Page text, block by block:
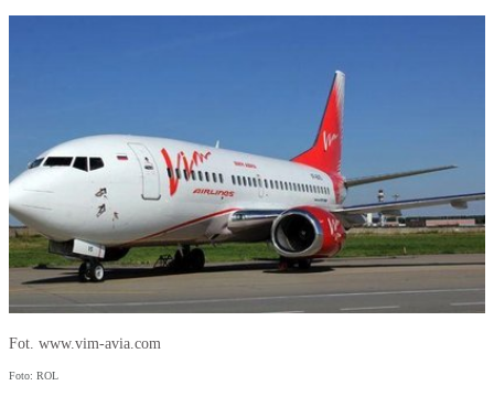
Fot. www.vim-avia.com
Foto: ROL